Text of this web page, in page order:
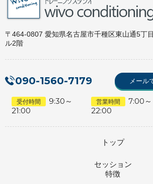
〒464-0807 愛知県名古屋市千種区東山通5丁
ル2階
090-1560-7179 メール
受付時間
9:30～
21:00
営業時間
7:00～
22:00
トップ
セッション
特徴